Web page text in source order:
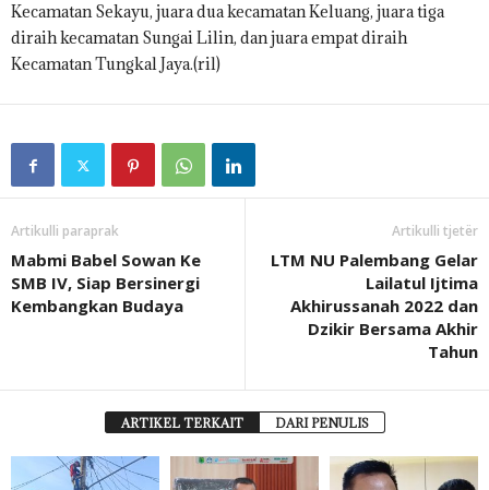
Kecamatan Sekayu, juara dua kecamatan Keluang, juara tiga
diraih kecamatan Sungai Lilin, dan juara empat diraih
Kecamatan Tungkal Jaya.(ril)
Artikulli paraprak
Mabmi Babel Sowan Ke
SMB IV, Siap Bersinergi
Kembangkan Budaya
Artikulli tjetër
LTM NU Palembang Gelar
Lailatul Ijtima
Akhirussanah 2022 dan
Dzikir Bersama Akhir
Tahun
ARTIKEL TERKAIT DARI PENULIS